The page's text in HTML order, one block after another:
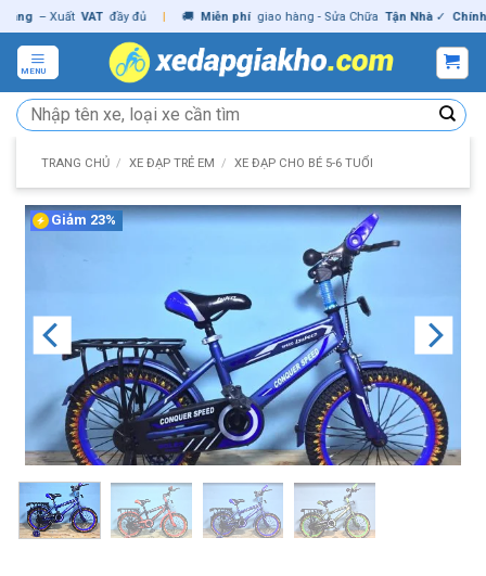
Skip
to
content
– Xuất VAT đầy đủ | 🚚 Miễn phí giao hàng - Sửa Chữa Tận Nhà ✓ Chính
MENU
Tìm
kiếm:
TRANG CHỦ / XE ĐẠP TRẺ EM / XE ĐẠP CHO BÉ 5-6 TUỔI
Giảm 23%